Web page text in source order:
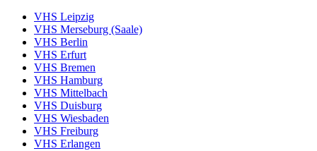
VHS Leipzig
VHS Merseburg (Saale)
VHS Berlin
VHS Erfurt
VHS Bremen
VHS Hamburg
VHS Mittelbach
VHS Duisburg
VHS Wiesbaden
VHS Freiburg
VHS Erlangen